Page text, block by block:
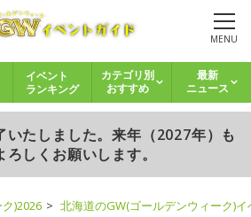
MENU
イベント
ランキング
カテゴリ別
おすすめ
最新
ニュース
いたしました。来年（2027年）も
ろしくお願いします。
)2026 北海道のGW(ゴールデンウィーク)